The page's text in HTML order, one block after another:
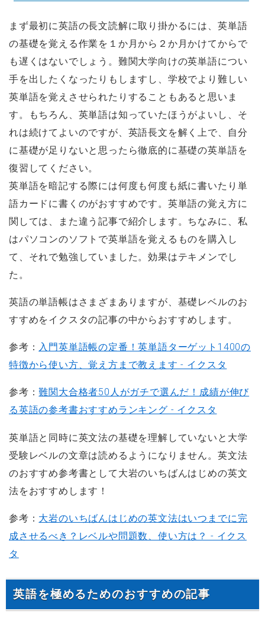
まず最初に英語の長文読解に取り掛かるには、英単語
の基礎を覚える作業を１か月から２か月かけてからで
も遅くはないでしょう。難関大学向けの英単語につい
手を出したくなったりもしますし、学校でより難しい
英単語を覚えさせられたりすることもあると思いま
す。もちろん、英単語は知っていたほうがよいし、そ
れは続けてよいのですが、英語長文を解く上で、自分
に基礎が足りないと思ったら徹底的に基礎の英単語を
復習してください。
英単語を暗記する際には何度も何度も紙に書いたり単
語カードに書くのがおすすめです。英単語の覚え方に
関しては、また違う記事で紹介します。ちなみに、私
はパソコンのソフトで英単語を覚えるものを購入し
て、それで勉強していました。効果はテキメンでし
た。
英語の単語帳はさまざまありますが、基礎レベルのお
すすめをイクスタの記事の中からおすすめします。
参考： 入門英単語帳の定番！英単語ターゲット1400の
特徴から使い方、覚え方まで教えます - イクスタ
参考：難関大合格者50人がガチで選んだ！成績が伸び
る英語の参考書おすすめランキング - イクスタ
英単語と同時に英文法の基礎を理解していないと大学
受験レベルの文章は読めるようになりません。英文法
のおすすめ参考書として大岩のいちばんはじめの英文
法をおすすめします！
参考： 大岩のいちばんはじめの英文法はいつまでに完
成させるべき？レベルや問題数、使い方は？ - イクス
タ
英語を極めるためのおすすめの記事